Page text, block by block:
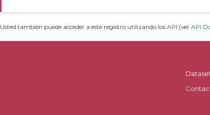
Usted también puede acceder a este registro utilizando los API (ver API